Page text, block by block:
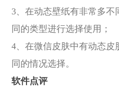
3、在动态壁纸有非常多不
同的类型进行选择使用；
4、在微信皮肤中有动态皮
同的情况选择。
软件点评